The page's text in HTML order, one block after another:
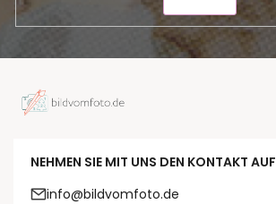
NEHMEN SIE MIT UNS DEN KONTAKT AUF
info@bildvomfoto.de